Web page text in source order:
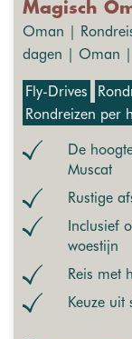
Magisch
Oman |
dagen | Oman |
Fly-Drives
Rondreizen per
De
Muscat
Rustige
Inclusief
woestijn
Reis met
Keuze